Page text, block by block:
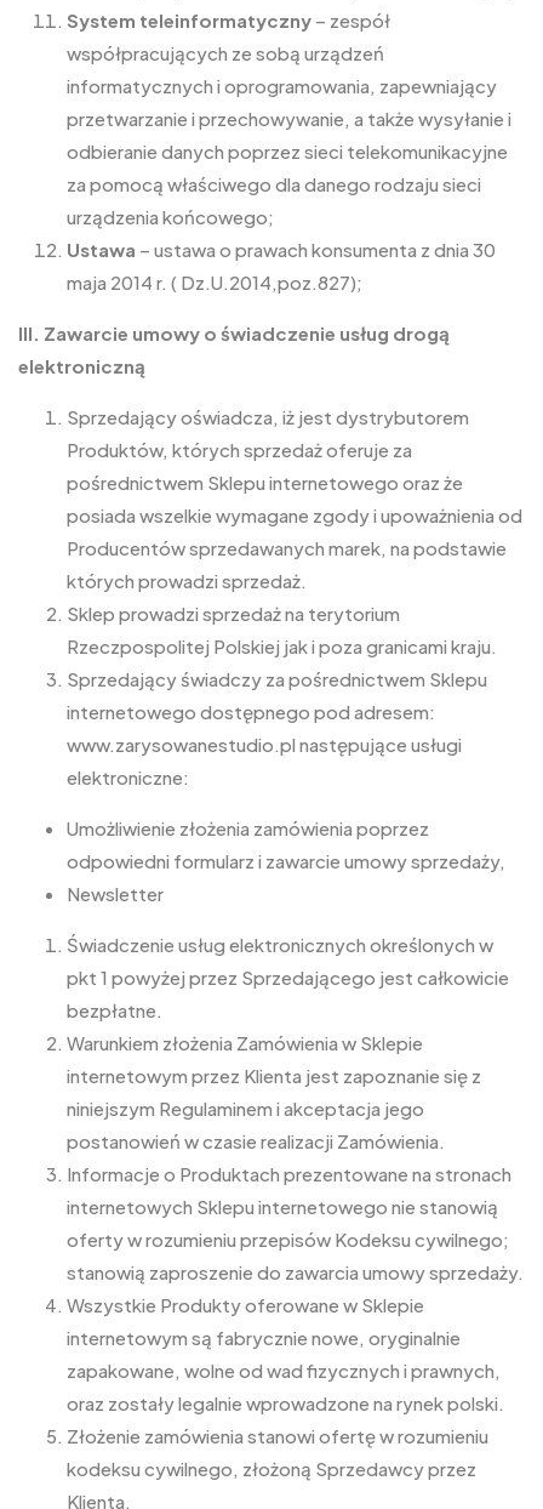
System teleinformatyczny – zespół
współpracujących ze sobą urządzeń
informatycznych i oprogramowania, zapewniający
przetwarzanie i przechowywanie, a także wysyłanie i
odbieranie danych poprzez sieci telekomunikacyjne
za pomocą właściwego dla danego rodzaju sieci
urządzenia końcowego;
Ustawa – ustawa o prawach konsumenta z dnia 30
maja 2014 r. ( Dz.U.2014,poz.827);
III. Zawarcie umowy o świadczenie usług drogą
elektroniczną
Sprzedający oświadcza, iż jest dystrybutorem
Produktów, których sprzedaż oferuje za
pośrednictwem Sklepu internetowego oraz że
posiada wszelkie wymagane zgody i upoważnienia od
Producentów sprzedawanych marek, na podstawie
których prowadzi sprzedaż.
Sklep prowadzi sprzedaż na terytorium
Rzeczpospolitej Polskiej jak i poza granicami kraju.
Sprzedający świadczy za pośrednictwem Sklepu
internetowego dostępnego pod adresem:
www.zarysowanestudio.pl następujące usługi
elektroniczne:
Umożliwienie złożenia zamówienia poprzez
odpowiedni formularz i zawarcie umowy sprzedaży,
Newsletter
Świadczenie usług elektronicznych określonych w
pkt 1 powyżej przez Sprzedającego jest całkowicie
bezpłatne.
Warunkiem złożenia Zamówienia w Sklepie
internetowym przez Klienta jest zapoznanie się z
niniejszym Regulaminem i akceptacja jego
postanowień w czasie realizacji Zamówienia.
Informacje o Produktach prezentowane na stronach
internetowych Sklepu internetowego nie stanowią
oferty w rozumieniu przepisów Kodeksu cywilnego;
stanowią zaproszenie do zawarcia umowy sprzedaży.
Wszystkie Produkty oferowane w Sklepie
internetowym są fabrycznie nowe, oryginalnie
zapakowane, wolne od wad fizycznych i prawnych,
oraz zostały legalnie wprowadzone na rynek polski.
Złożenie zamówienia stanowi ofertę w rozumieniu
kodeksu cywilnego, złożoną Sprzedawcy przez
Klienta.